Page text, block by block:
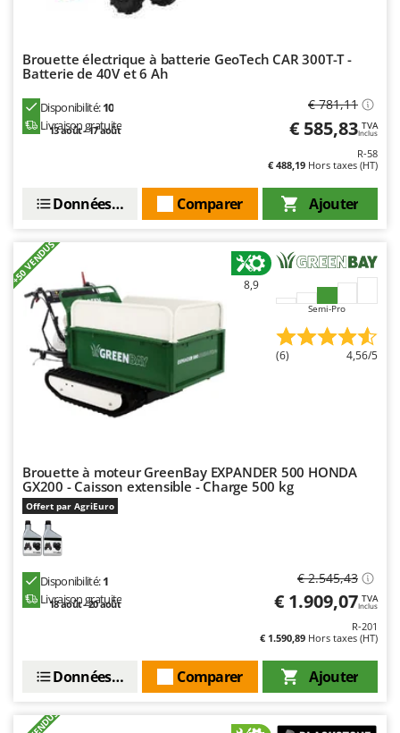
Partisani
Paterlini
Philips
Rato
Reber
Redback
Resto Italia
Ribimex
Ripartrak
Robomow
Rossofuoco
Rover Pompe
Royal Food
Ryobi
Sbaraglia
Schnitzer
Brouette électrique à batterie GeoTech CAR 300T-T -
Batterie de 40V et 6 Ah
Disponibilité:10
Livraison gratuite
13 août - 17 août
€ 781,11
€ 585,83 TVA
Inclus
R-58
€ 488,19 Hors taxes (HT)
Ajouter
Comparer
Données techniques
+50 VENDUS 8,9
Semi-Pro
(6) 4,56/5
Brouette à moteur GreenBay EXPANDER 500 HONDA
GX200 - Caisson extensible - Charge 500 kg
Offert par AgriEuro
Disponibilité:1
Livraison gratuite
18 août - 20 août
€ 2.545,43
€ 1.909,07 TVA
Inclus
R-201
€ 1.590,89 Hors taxes (HT)
Ajouter
Comparer
Données techniques